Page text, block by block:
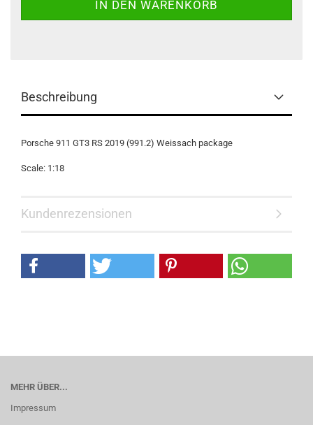
Beschreibung
Porsche 911 GT3 RS 2019 (991.2) Weissach package
Scale: 1:18
Kundenrezensionen
MEHR ÜBER...
Impressum